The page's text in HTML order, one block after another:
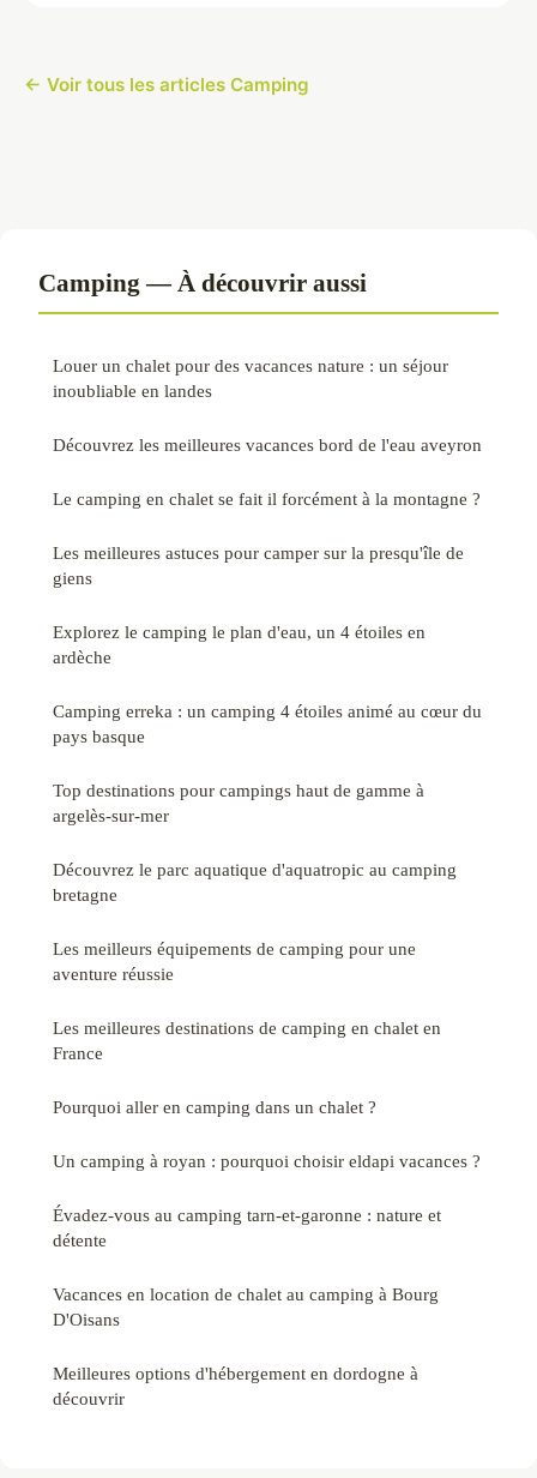
← Voir tous les articles Camping
Camping — À découvrir aussi
Louer un chalet pour des vacances nature : un séjour
inoubliable en landes
Découvrez les meilleures vacances bord de l'eau aveyron
Le camping en chalet se fait il forcément à la montagne ?
Les meilleures astuces pour camper sur la presqu'île de
giens
Explorez le camping le plan d'eau, un 4 étoiles en
ardèche
Camping erreka : un camping 4 étoiles animé au cœur du
pays basque
Top destinations pour campings haut de gamme à
argelès-sur-mer
Découvrez le parc aquatique d'aquatropic au camping
bretagne
Les meilleurs équipements de camping pour une
aventure réussie
Les meilleures destinations de camping en chalet en
France
Pourquoi aller en camping dans un chalet ?
Un camping à royan : pourquoi choisir eldapi vacances ?
Évadez-vous au camping tarn-et-garonne : nature et
détente
Vacances en location de chalet au camping à Bourg
D'Oisans
Meilleures options d'hébergement en dordogne à
découvrir